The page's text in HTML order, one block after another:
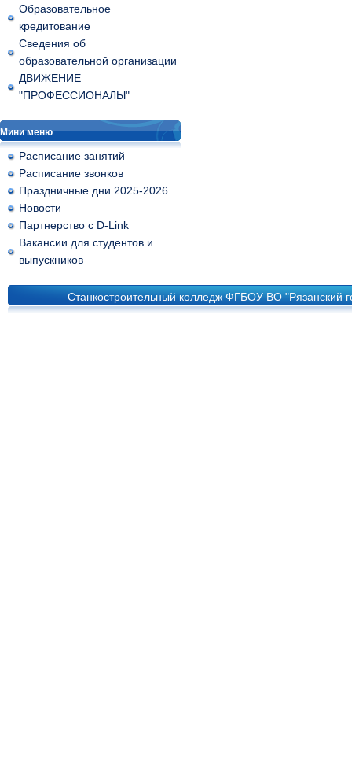
Образовательное
кредитование
Сведения об
образовательной организации
ДВИЖЕНИЕ
"ПРОФЕССИОНАЛЫ"
Мини меню
Расписание занятий
Расписание звонков
Праздничные дни 2025-2026
Новости
Партнерство с D-Link
Вакансии для студентов и
выпускников
Станкостроительный колледж ФГБОУ ВО "Рязанский